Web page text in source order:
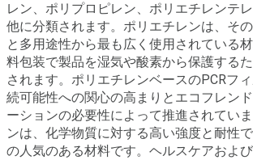
レン、ポリプロピレン、ポリエチレンテ
他に分類されます。ポリエチレンは、そ
と多用途性から最も広く使用されている
料包装で製品を湿気や酸素から保護する
されます。ポリエチレンベースのPCRフ
続可能性への関心の高まりとエコフレン
ーションの必要性によって推進されてい
ンは、化学物質に対する高い強度と耐性
の人気のある材料です。ヘルスケアおよ